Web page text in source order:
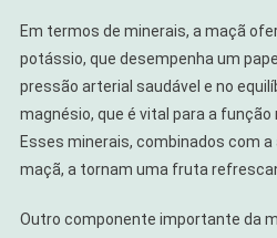
Em termos de minerais, a maçã
potássio, que desempenha um
pressão arterial saudável e no
magnésio, que é vital para a função
Esses minerais, combinados com a
maçã, a tornam uma fruta
Outro componente importante da